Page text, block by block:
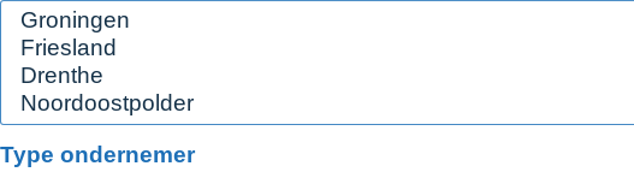
Type ondernemer